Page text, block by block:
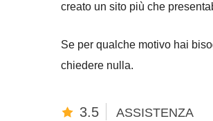
creato un sito più che
Se per qualche motivo hai
chiedere nulla.
3.5 ASSISTENZA